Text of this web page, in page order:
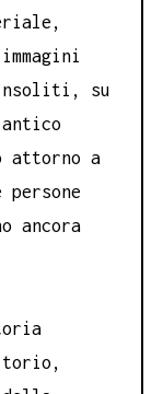
insoliti, su
attorno a
ancora